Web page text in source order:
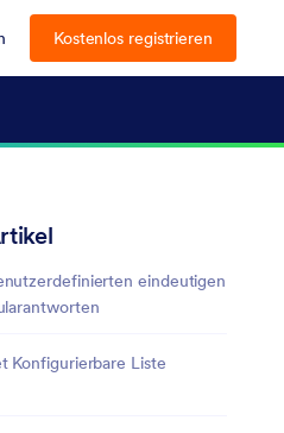
Kostenlos registrieren
eindeutigen
Konfigurierbare Liste